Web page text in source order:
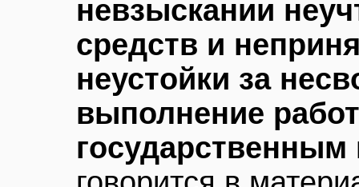
невзыскании
средств и
неустойки за
выполнение
государственным